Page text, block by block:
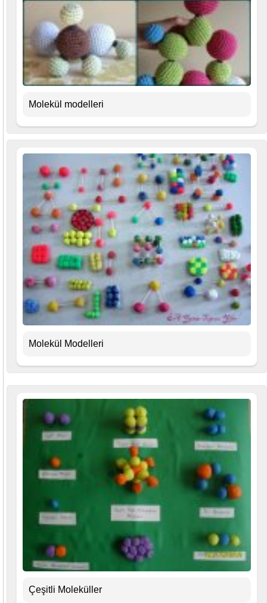
Molekül modelleri
Molekül Modelleri
Çeşitli Moleküller